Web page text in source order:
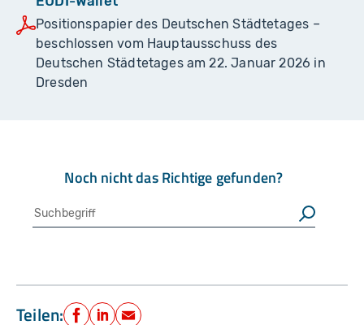
Positionspapier des Deutschen Städtetages –
beschlossen vom Hauptausschuss des
Deutschen Städtetages am 22. Januar 2026 in
Dresden
Noch nicht das Richtige gefunden?
Suche Suchen
Teilen: